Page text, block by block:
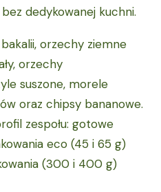
dedykowanej kuchni.
orzechy ziemne
orzechy
suszone, morele
oraz chipsy bananowe.
zespołu: gotowe
eco (45 i 65 g)
(300 i 400 g)